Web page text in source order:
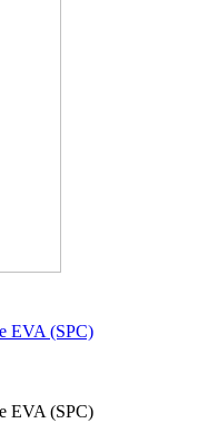
EVA (SPC)
EVA (SPC)